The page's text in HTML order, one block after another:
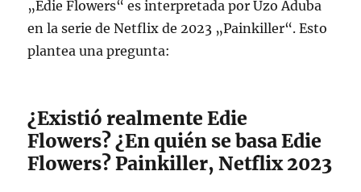
„Edie Flowers“ es interpretada por Uzo Aduba
en la serie de Netflix de 2023 „Painkiller“. Esto
plantea una pregunta:
¿Existió realmente Edie
Flowers? ¿En quién se basa Edie
Flowers? Painkiller, Netflix 2023